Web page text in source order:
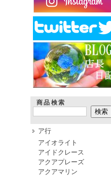
商品検索
ア行
アイオライト
アイドクレース
アクアプレーズ
アクアマリン